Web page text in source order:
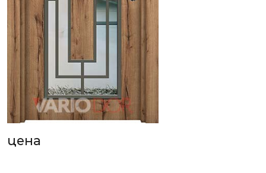
цена